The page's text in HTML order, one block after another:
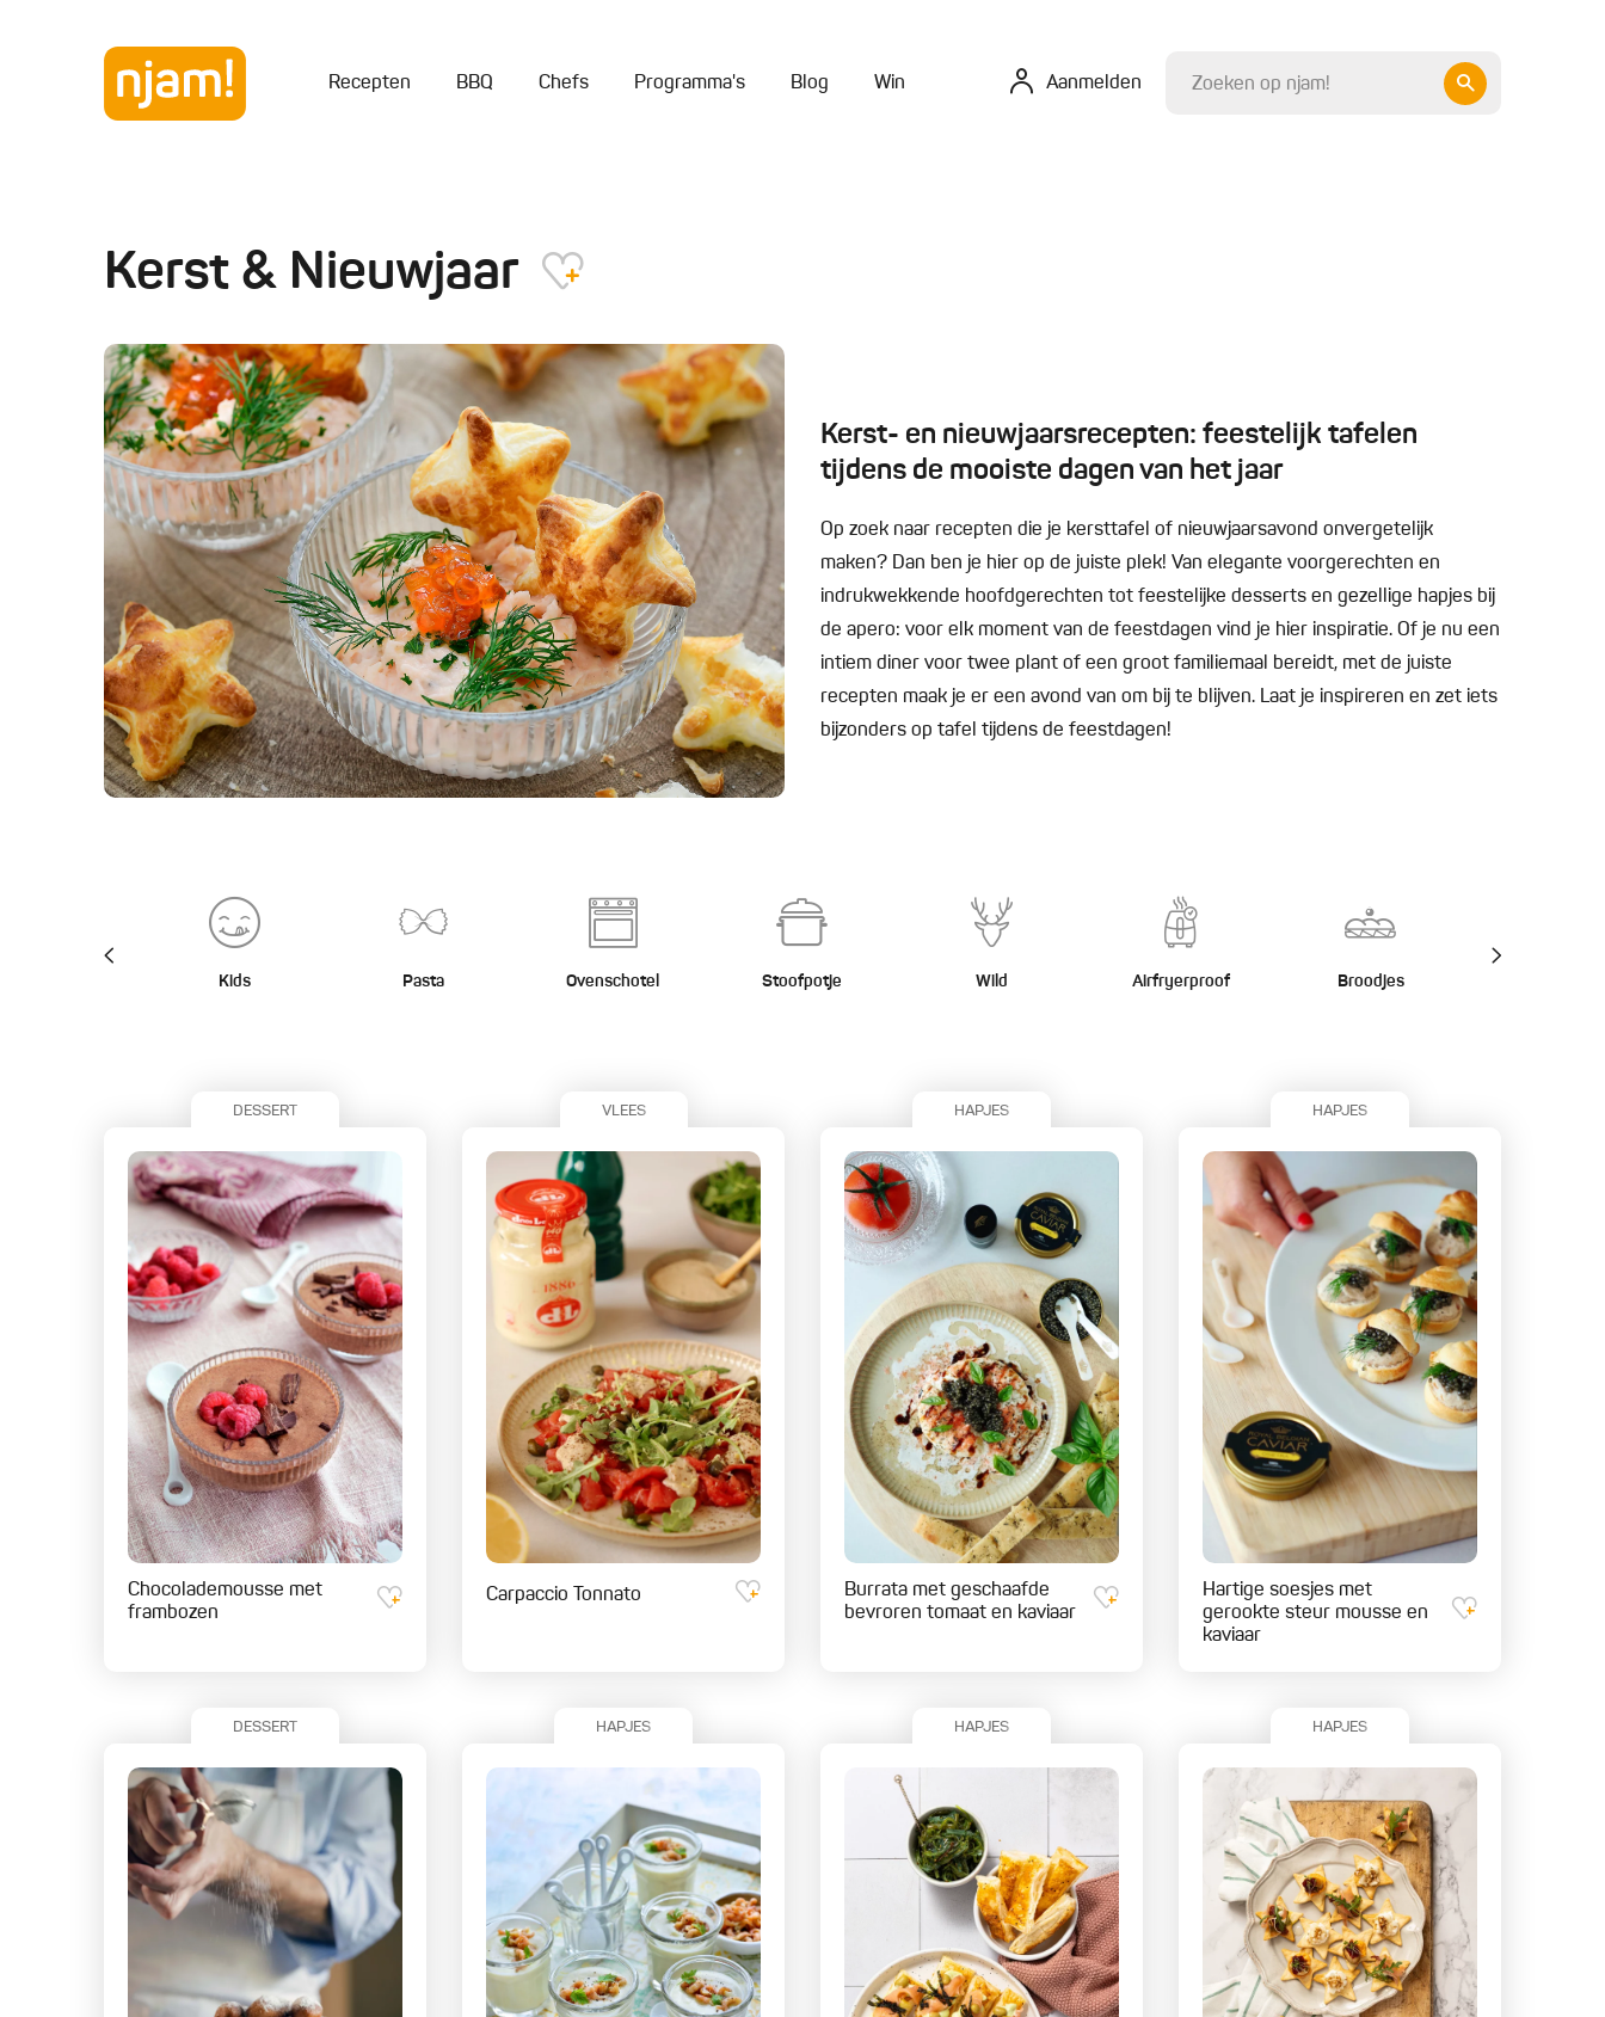
Recepten BBQ Chefs Programma's Blog Win Aanmelden
Kerst & Nieuwjaar
Kerst- en nieuwjaarsrecepten: feestelijk tafelen
tijdens de mooiste dagen van het jaar
Op zoek naar recepten die je kersttafel of nieuwjaarsavond onvergetelijk
maken? Dan ben je hier op de juiste plek! Van elegante voorgerechten en
indrukwekkende hoofdgerechten tot feestelijke desserts en gezellige hapjes bij
de apero: voor elk moment van de feestdagen vind je hier inspiratie. Of je nu een
intiem diner voor twee plant of een groot familiemaal bereidt, met de juiste
recepten maak je er een avond van om bij te blijven. Laat je inspireren en zet iets
bijzonders op tafel tijdens de feestdagen!
Kids Pasta Ovenschotel Stoofpotje Wild Airfryerproof Broodjes
DESSERT
Chocolademousse met
frambozen
VLEES
Carpaccio Tonnato
HAPJES
Burrata met geschaafde
bevroren tomaat en kaviaar
HAPJES
Hartige soesjes met
gerookte steur mousse en
kaviaar
DESSERT HAPJES HAPJES HAPJES